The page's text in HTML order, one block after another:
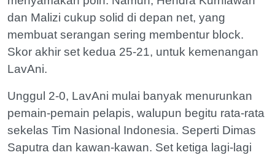
dan Malizi cukup solid di depan net, yang
membuat serangan sering membentur block.
Skor akhir set kedua 25-21, untuk kemenangan
LavAni.
Unggul 2-0, LavAni mulai banyak menurunkan
pemain-pemain pelapis, walupun begitu rata-rata
sekelas Tim Nasional Indonesia. Seperti Dimas
Saputra dan kawan-kawan. Set ketiga lagi-lagi